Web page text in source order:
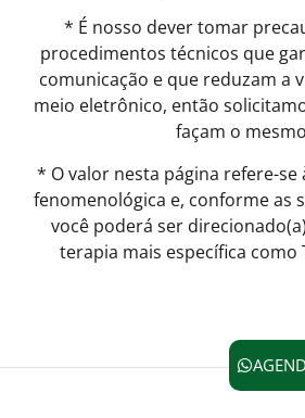
* É nosso dever tomar
procedimentos técnicos que
comunicação e que reduzam a
meio eletrônico, então
façam o
* O valor nesta página refere-
fenomenológica e, conforme as
você poderá ser
terapia mais específica como